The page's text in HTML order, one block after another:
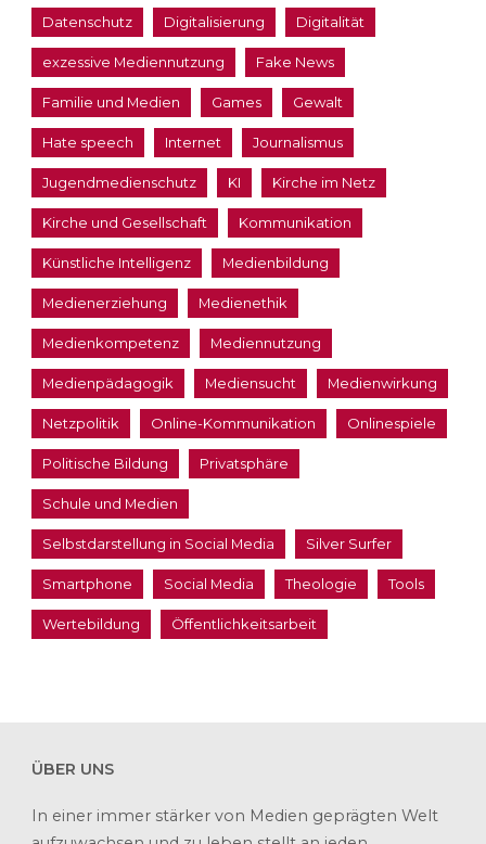
Datenschutz Digitalisierung Digitalität
exzessive Mediennutzung Fake News
Familie und Medien Games Gewalt
Hate speech Internet Journalismus
Jugendmedienschutz KI Kirche im Netz
Kirche und Gesellschaft Kommunikation
Künstliche Intelligenz Medienbildung
Medienerziehung Medienethik
Medienkompetenz Mediennutzung
Medienpädagogik Mediensucht Medienwirkung
Netzpolitik Online-Kommunikation Onlinespiele
Politische Bildung Privatsphäre
Schule und Medien
Selbstdarstellung in Social Media Silver Surfer
Smartphone Social Media Theologie Tools
Wertebildung Öffentlichkeitsarbeit
ÜBER UNS
In einer immer stärker von Medien geprägten Welt